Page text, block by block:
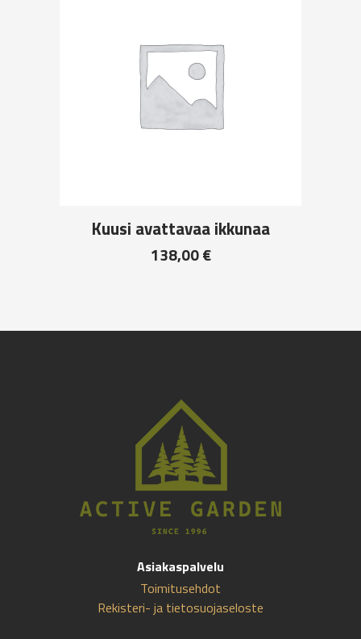
Kuusi avattavaa ikkunaa
138,00€
Asiakaspalvelu
Toimitusehdot
Rekisteri- ja tietosuojaseloste